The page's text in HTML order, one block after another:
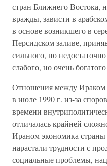
стран Ближнего Востока,
вражды, зависти в
в основе возникшего в
Персидском заливе,
сильного, но
слабого, но очень
Отношения между Ираком
в июле 1990 г. из-за
времени
отличалась крайней
Ираном экономика страны
нарастали трудности с
социальные проблемы,